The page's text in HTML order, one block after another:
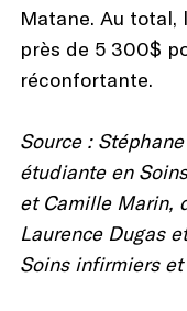
Matane. Au total,
près de 5 300$
réconfortante.
Source :
étudiante en
et Camille Marin,
Laurence Dugas
Soins infirmiers